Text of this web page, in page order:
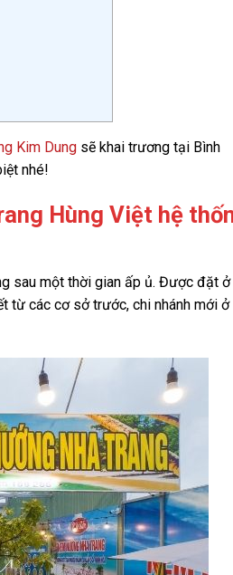
Kim Dung sẽ khai trương tại Bình
nhé!
Hùng Việt hệ
sau một thời gian ấp ủ. Được đặt ở
từ các cơ sở trước, chi nhánh mới ở